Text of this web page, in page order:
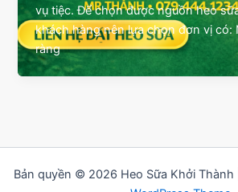
vụ tiệc. Để chọn được nguồn heo
khách hàng nên lựa chọn đơn vị có:
ràng
Bản quyền © 2026 Heo Sữa Khởi